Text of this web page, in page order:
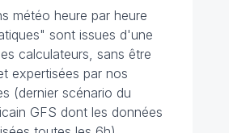
météo heure par heure
sont issues d'une
calculateurs, sans être
expertisées par nos
(dernier scénario du
GFS dont les données